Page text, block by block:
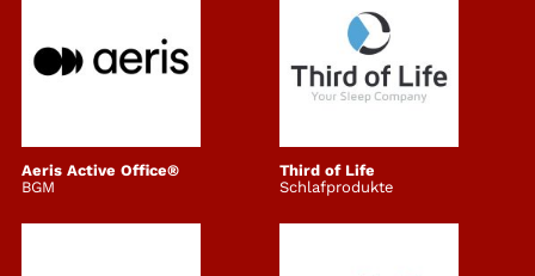
Aeris Active Office®
BGM
Third of Life
Schlafprodukte